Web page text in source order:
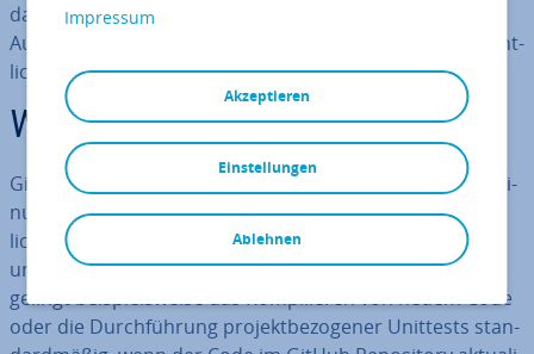
dass Sie sich nicht länger manuell um re­pe­ti­ti­ve
Aufgaben kümmern müssen und mehr Zeit für Ihr ei­gent­
li­ches Projekt verwenden können.
Was ist GitHub Actions?
GitHub Actions ist die
eigene Plattform für Con­ti­
nuous In­te­gra­ti­on und Con­ti­nuous Delivery. Sie er­mög­
licht es Nutzenden,
Re­po­si­to­ries zu au­to­ma­ti­sie­ren
und so­ge­nann­teGitHub Workflows zu erstellen. So
gelingt bei­spiels­wei­se das Kom­pi­lie­ren von neuem Code
oder die Durch­füh­rung pro­jekt­be­zo­ge­ner Unittests stan­
Impressum
Akzeptieren
Ablehnen
Einstellungen